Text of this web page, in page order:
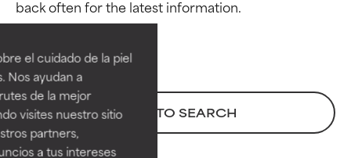
el cuidado de la piel
Nos ayudan a
de la mejor
visites nuestro sitio
partners,
a tus intereses
BACK TO SEARCH
ingredientes
EXCELENTE
Ingrediente sobresaliente con
beneficios reales para la piel. Su
ingredientes
EXCELENTE
Ingrediente sobresaliente con
beneficios reales para la piel. Su